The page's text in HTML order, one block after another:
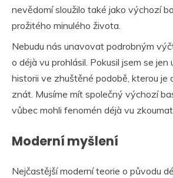
nevědomí sloužilo také jako výchozí
prožitého minulého života.
Nebudu nás unavovat podrobným
o déjà vu prohlásil. Pokusil jsem se
historii ve zhuštěné podobě, kterou je
znát. Musíme mít společný výchozí
vůbec mohli fenomén déjà vu zkoumat.
Moderní myšlení
Nejčastější moderní teorie o původu